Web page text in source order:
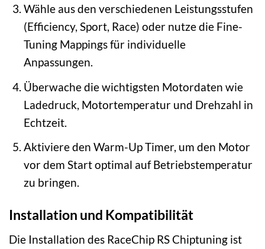
Wähle aus den verschiedenen Leistungsstufen
(Efficiency, Sport, Race) oder nutze die Fine-
Tuning Mappings für individuelle
Anpassungen.
Überwache die wichtigsten Motordaten wie
Ladedruck, Motortemperatur und Drehzahl in
Echtzeit.
Aktiviere den Warm-Up Timer, um den Motor
vor dem Start optimal auf Betriebstemperatur
zu bringen.
Installation und Kompatibilität
Die Installation des RaceChip RS Chiptuning ist